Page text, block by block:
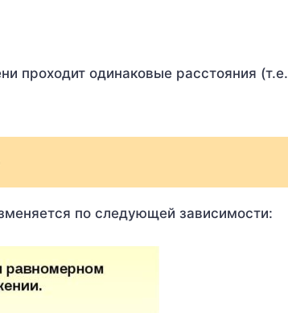
проходит одинаковые расстояния (т.е.
по следующей зависимости: